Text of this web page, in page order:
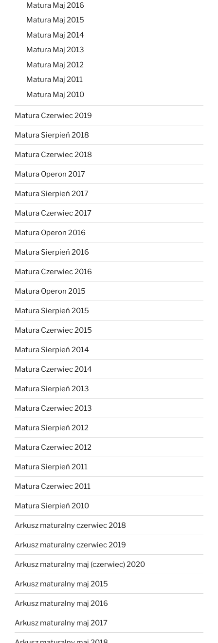
Matura Maj 2016
Matura Maj 2015
Matura Maj 2014
Matura Maj 2013
Matura Maj 2012
Matura Maj 2011
Matura Maj 2010
Matura Czerwiec 2019
Matura Sierpień 2018
Matura Czerwiec 2018
Matura Operon 2017
Matura Sierpień 2017
Matura Czerwiec 2017
Matura Operon 2016
Matura Sierpień 2016
Matura Czerwiec 2016
Matura Operon 2015
Matura Sierpień 2015
Matura Czerwiec 2015
Matura Sierpień 2014
Matura Czerwiec 2014
Matura Sierpień 2013
Matura Czerwiec 2013
Matura Sierpień 2012
Matura Czerwiec 2012
Matura Sierpień 2011
Matura Czerwiec 2011
Matura Sierpień 2010
Arkusz maturalny czerwiec 2018
Arkusz maturalny czerwiec 2019
Arkusz maturalny maj (czerwiec) 2020
Arkusz maturalny maj 2015
Arkusz maturalny maj 2016
Arkusz maturalny maj 2017